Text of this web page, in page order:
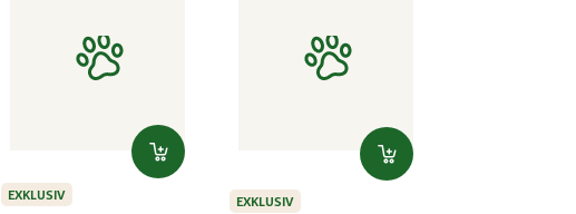
EXKLUSIV
EXKLUSIV